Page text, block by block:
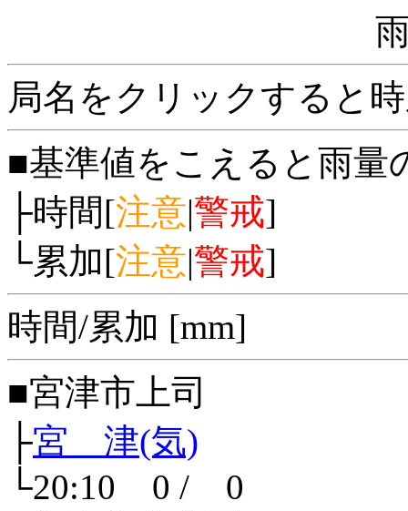
局名をクリックすると
■基準値をこえると雨量
├時間[注意|警戒]
└累加[注意|警戒]
時間/累加 [mm]
■宮津市上司
├宮 津(気)
└20:10 0 / 0